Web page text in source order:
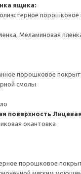
ящика:
Меламиновая
порошковое
смолы
поверхность
окантовка
порошковое